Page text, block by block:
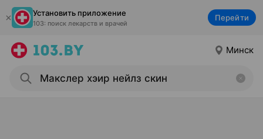
Установить приложение
103: поиск лекарств и врачей
Перейти
Минск